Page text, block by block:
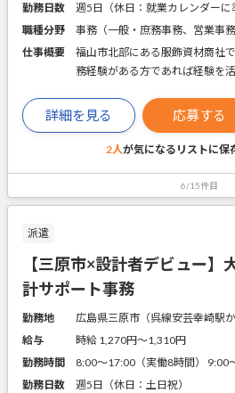
勤務日数
週5日（休日：就業カレンダーに
職種分野
事務（一般・庶務事務、営業事
仕事概要
福山市北部にある服飾資材商社
務経験がある方であれば経験を活
詳細を見る 応募する
2人が気になるリストに保
6/15件目
派遣
【三原市×設計者デビュー】
計サポート事務
勤務地
広島県三原市（呉線安芸幸崎駅か
給与
時給 1,270円〜1,310円
勤務時間
8:00～17:00（実働8時間） 9:00
勤務日数
週5日（休日：土日祝）